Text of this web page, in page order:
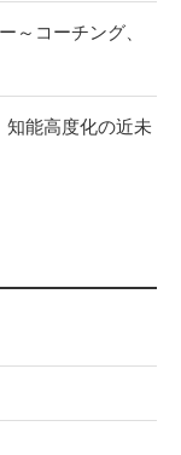
～コーチング、
能高度化の近未